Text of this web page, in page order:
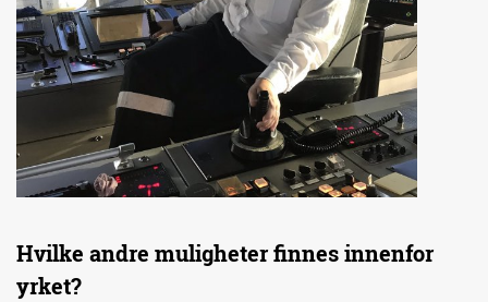
Hvilke andre muligheter finnes innenfor
yrket?